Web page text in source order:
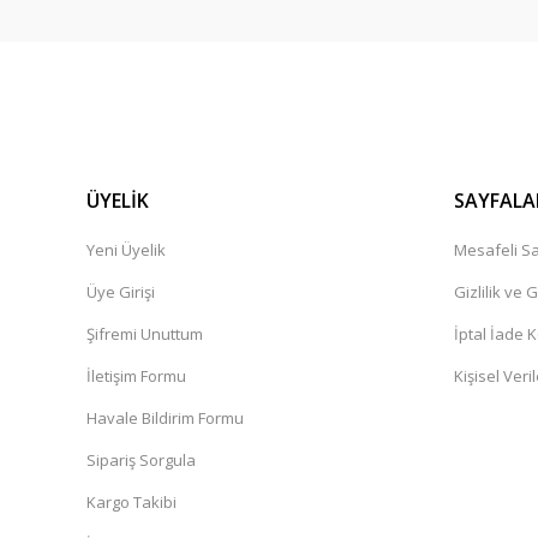
ÜYELİK
Yeni Üyelik
Üye Girişi
Şifremi Unuttum
İletişim Formu
Havale Bildirim Formu
Sipariş Sorgula
Kargo Takibi
Mesafeli
Gizlilik ve
İptal İade
Kişisel